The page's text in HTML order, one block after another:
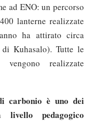
ad ENO: un percorso
lanterne realizzate
ha attirato circa
Kuhasalo). Tutte le
realizzate
carbonio è uno dei
pedagogico